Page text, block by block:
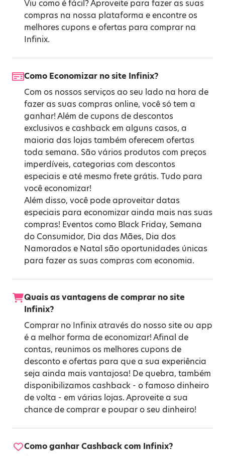
Viu como é fácil? Aproveite para fazer as suas
compras na nossa plataforma e encontre os
melhores cupons e ofertas para comprar na
Infinix.
Como Economizar no site Infinix?
Com os nossos serviços ao seu lado na hora de
fazer as suas compras online, você só tem a
ganhar! Além de cupons de descontos
exclusivos e cashback em alguns casos, a
maioria das lojas também oferecem ofertas
toda semana. São vários produtos com preços
imperdíveis, categorias com descontos
especiais e até mesmo frete grátis. Tudo para
você economizar!
Além disso, você pode aproveitar datas
especiais para economizar ainda mais nas suas
compras! Eventos como Black Friday, Semana
do Consumidor, Dia das Mães, Dia dos
Namorados e Natal são oportunidades únicas
para fazer as suas compras com economia.
Quais as vantagens de comprar no site
Infinix?
Comprar no Infinix através do nosso site ou app
é a melhor forma de economizar! Afinal de
contas, reunimos os melhores cupons de
desconto e ofertas para que a sua experiência
seja ainda mais vantajosa! De quebra, também
disponibilizamos cashback - o famoso dinheiro
de volta - em várias lojas. Aproveite a sua
chance de comprar e poupar o seu dinheiro!
Como ganhar Cashback com Infinix?